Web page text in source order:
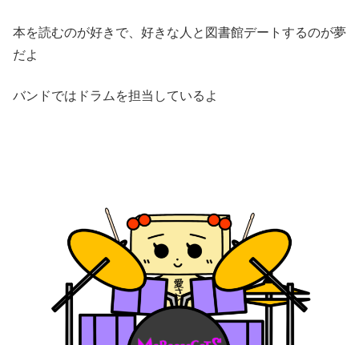
本を読むのが好きで、好きな人と図書館デートするのが夢
だよ
バンドではドラムを担当しているよ